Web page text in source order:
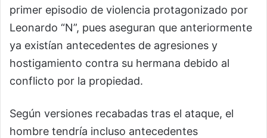
primer episodio de violencia protagonizado por
Leonardo “N”, pues aseguran que anteriormente
ya existían antecedentes de agresiones y
hostigamiento contra su hermana debido al
conflicto por la propiedad.
Según versiones recabadas tras el ataque, el
hombre tendría incluso antecedentes